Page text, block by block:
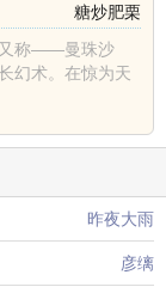
糖炒肥栗
又称——曼珠沙
幻术。在惊为天
昨夜大雨
彦缡